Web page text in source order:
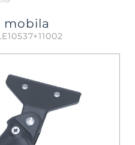
mobila